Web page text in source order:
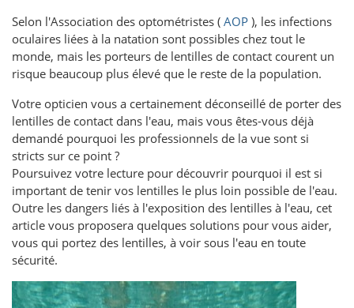
Selon l'Association des optométristes ( AOP ), les infections
oculaires liées à la natation sont possibles chez tout le
monde, mais les porteurs de lentilles de contact courent un
risque beaucoup plus élevé que le reste de la population.
Votre opticien vous a certainement déconseillé de porter des
lentilles de contact dans l'eau, mais vous êtes-vous déjà
demandé pourquoi les professionnels de la vue sont si
stricts sur ce point ?
Poursuivez votre lecture pour découvrir pourquoi il est si
important de tenir vos lentilles le plus loin possible de l'eau.
Outre les dangers liés à l'exposition des lentilles à l'eau, cet
article vous proposera quelques solutions pour vous aider,
vous qui portez des lentilles, à voir sous l'eau en toute
sécurité.